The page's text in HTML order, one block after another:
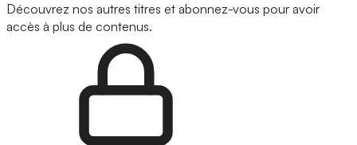
Découvrez nos autres titres et abonnez-vous pour avoir
accès à plus de contenus.